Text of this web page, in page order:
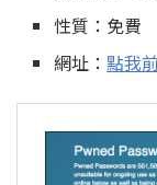
性質：免費
網址：點我